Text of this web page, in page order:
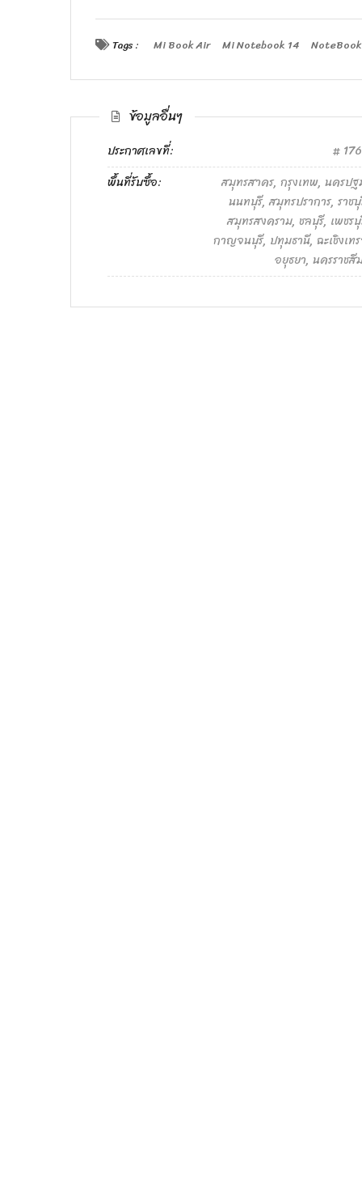
Tags : Mi Book Air Mi Notebook 14
ข้อมูลอื่นๆ
ประกาศเลขที่:
พื้นที่รับซื้อ:
สมุทรสาคร, กรุงเทพ, นครปฐ
นนทบุรี, สมุทรปราการ, ราชบุ
สมุทรสงคราม, ชลบุรี, เพชรบุ
กาญจนบุรี, ปทุมธานี, ฉะเชิงเทร
อยุธยา, นครราชสี